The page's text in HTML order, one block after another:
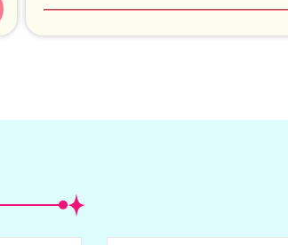
許瑋甯上台領獎的畫面，興奮直呼